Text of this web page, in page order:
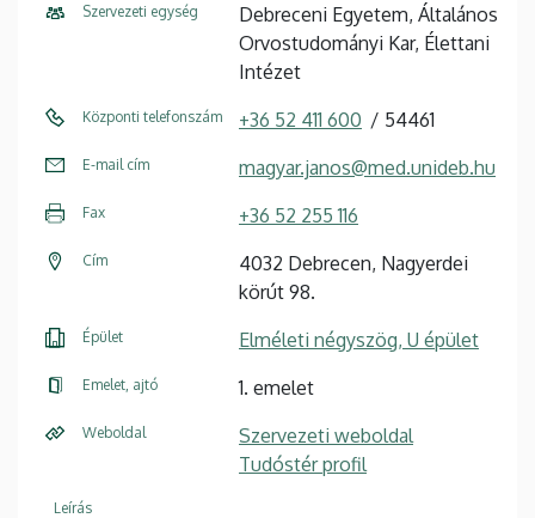
Szervezeti egység
Debreceni Egyetem, Általános
Orvostudományi Kar, Élettani
Intézet
Központi telefonszám +36 52 411 600 54461
E-mail cím magyar.janos@med.unideb.hu
Fax +36 52 255 116
Cím
4032 Debrecen, Nagyerdei
körút 98.
Épület Elméleti négyszög, U épület
Emelet, ajtó 1. emelet
Weboldal
Szervezeti weboldal
Tudóstér profil
Leírás